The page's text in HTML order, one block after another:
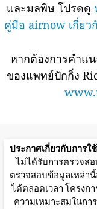
และมลพิษ โปรดดู
คู่มือ airnow เกี่ย
หากต้องการคำแ
ของแพทย์ปักกิ่ง
ประกาศเกี่ยวกับการใ
ไม่ได้รับการตรวจส
ตรวจสอบข้อมูลเหล่า
ได้ตลอดเวลา โครงกา
ความเหมาะสมในกา